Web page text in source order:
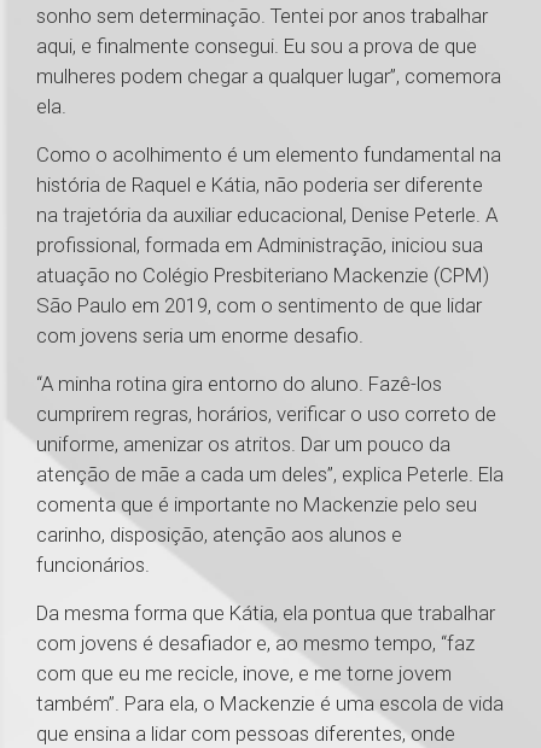
sonho sem determinação. Tentei por anos trabalhar
aqui, e finalmente consegui. Eu sou a prova de que
mulheres podem chegar a qualquer lugar”, comemora
ela.
Como o acolhimento é um elemento fundamental na
história de Raquel e Kátia, não poderia ser diferente
na trajetória da auxiliar educacional, Denise Peterle. A
profissional, formada em Administração, iniciou sua
atuação no Colégio Presbiteriano Mackenzie (CPM)
São Paulo em 2019, com o sentimento de que lidar
com jovens seria um enorme desafio.
“A minha rotina gira entorno do aluno. Fazê-los
cumprirem regras, horários, verificar o uso correto de
uniforme, amenizar os atritos. Dar um pouco da
atenção de mãe a cada um deles”, explica Peterle. Ela
comenta que é importante no Mackenzie pelo seu
carinho, disposição, atenção aos alunos e
funcionários.
Da mesma forma que Kátia, ela pontua que trabalhar
com jovens é desafiador e, ao mesmo tempo, “faz
com que eu me recicle, inove, e me torne jovem
também”. Para ela, o Mackenzie é uma escola de vida
que ensina a lidar com pessoas diferentes, onde